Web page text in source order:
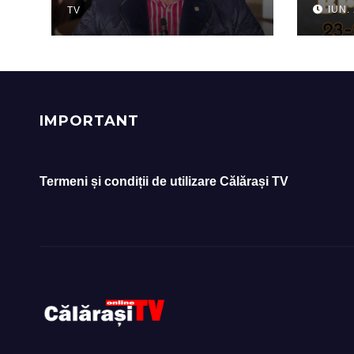
TV IUN.
IMPORTANT
Termeni și condiții de utilizare Călărași TV